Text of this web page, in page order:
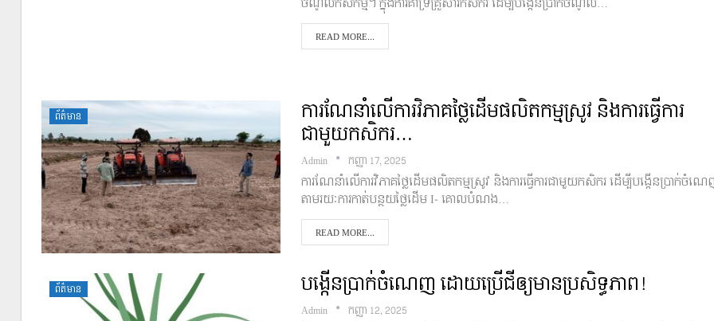
READ MORE...
ព័ត៌មាន ការណែនាំលើការវិភាគថ្លៃដើមផលិតកម្មស្រូវ និងការធ្វើការ
ជាមួយកសិករ…
Admin កញ្ញា 17, 2025
ការណែនាំលើការវិភាគថ្លៃដើមផលិតកម្មស្រូវ និងការធ្វើការជាមួយកសិករ ដើម្បីបង្កើនប្រាក់ចំណ
តាមរយៈការកាត់បន្ថយថ្លៃដើម I- គោលបំណង…
READ MORE...
ព័ត៌មាន បង្កើនប្រាក់ចំណេញ ដោយប្រើជីឲ្យមានប្រសិទ្ធភាព!
Admin កញ្ញា 12, 2025